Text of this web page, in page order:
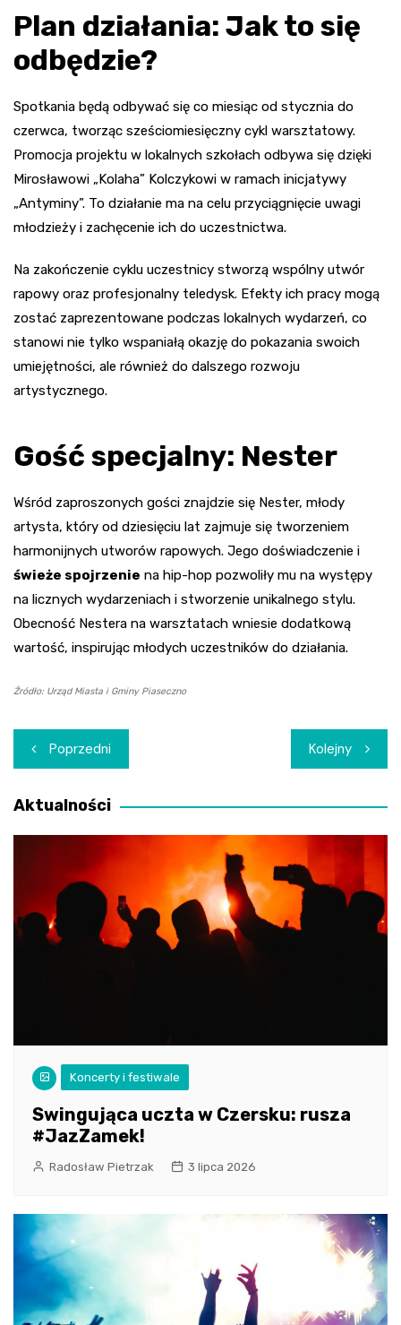
Plan działania: Jak to się
odbędzie?
Spotkania będą odbywać się co miesiąc od stycznia do
czerwca, tworząc sześciomiesięczny cykl warsztatowy.
Promocja projektu w lokalnych szkołach odbywa się dzięki
Mirosławowi „Kolaha” Kolczykowi w ramach inicjatywy
„Antyminy”. To działanie ma na celu przyciągnięcie uwagi
młodzieży i zachęcenie ich do uczestnictwa.
Na zakończenie cyklu uczestnicy stworzą wspólny utwór
rapowy oraz profesjonalny teledysk. Efekty ich pracy mogą
zostać zaprezentowane podczas lokalnych wydarzeń, co
stanowi nie tylko wspaniałą okazję do pokazania swoich
umiejętności, ale również do dalszego rozwoju
artystycznego.
Gość specjalny: Nester
Wśród zaproszonych gości znajdzie się Nester, młody
artysta, który od dziesięciu lat zajmuje się tworzeniem
harmonijnych utworów rapowych. Jego doświadczenie i
świeże spojrzenie na hip-hop pozwoliły mu na występy
na licznych wydarzeniach i stworzenie unikalnego stylu.
Obecność Nestera na warsztatach wniesie dodatkową
wartość, inspirując młodych uczestników do działania.
Źródło: Urząd Miasta i Gminy Piaseczno
Nawigacja
wpisu
Poprzedni Kolejny
Aktualności
Koncerty i festiwale
Swingująca uczta w Czersku: rusza
#JazZamek!
Radosław Pietrzak 3 lipca 2026